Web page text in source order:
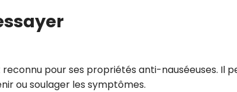
pour ses propriétés anti-nauséeuses. Il
ou soulager les symptômes.